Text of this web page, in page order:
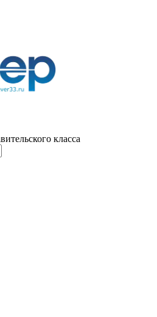
класса